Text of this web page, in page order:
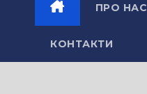
ПРО НАС
КОНТАКТИ